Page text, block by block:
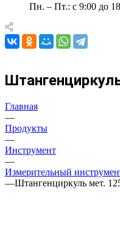
Пн. – Пт.: с 9:00 до
Главная
—
Продукты
—
Инструмент
—
Измерительный
—Штангенциркуль мет.